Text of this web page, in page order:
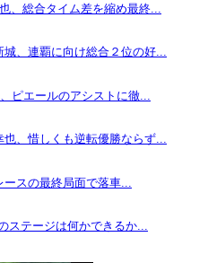
総合タイム差を縮め最終...
、連覇に向け総合２位の好...
ピエールのアシストに徹...
、惜しくも逆転優勝ならず...
スの最終局面で落車...
ステージは何かできるか...